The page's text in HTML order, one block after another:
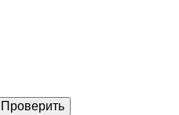
Проверить